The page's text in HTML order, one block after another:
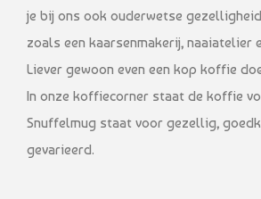
je bij ons ook ouderwetse
zoals een kaarsenmakerij, naaiatelier
Liever gewoon even een kop koffie
In onze koffiecorner staat de koffie
Snuffelmug staat voor gezellig,
gevarieerd.